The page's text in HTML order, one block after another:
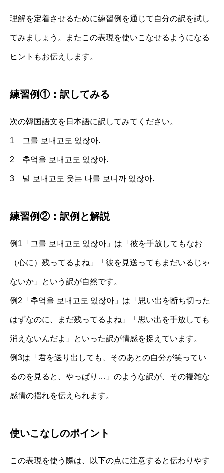
理解を定着させるために練習例を通じて自分の訳を試し
てみましょう。またこの表現を使いこなせるようになる
ヒントもお伝えします。
練習例①：訳してみる
次の韓国語文を日本語に訳してみてください。
1 그를 보내고도 있잖아.
2 추억을 보내고도 있잖아.
3 널 보내고도 웃는 나를 보니까 있잖아.
練習例②：訳例と解説
例1「그를 보내고도 있잖아」は「彼を手放してもなお
（心に）残ってるよね」「彼を見送ってもまだいるじゃ
ないか」という訳が自然です。
例2「추억을 보내고도 있잖아」は「思い出を断ち切った
はずなのに、まだ残ってるよね」「思い出を手放しても
消えないんだよ」といった訳が情感を捉えています。
例3は「君を送り出しても、そのあとの自分が笑ってい
るのを見ると、やっぱり…」のような訳が、その複雑な
感情の揺れを伝えられます。
使いこなしのポイント
この表現を使う際は、以下の点に注意すると伝わりやす